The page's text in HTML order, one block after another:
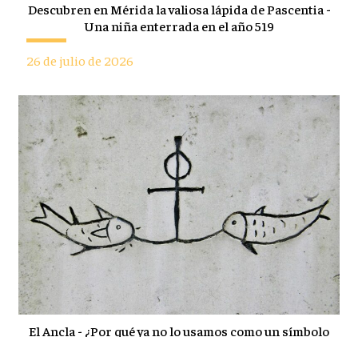
Descubren en Mérida la valiosa lápida de Pascentia -
Una niña enterrada en el año 519
26 de julio de 2026
El Ancla - ¿Por qué ya no lo usamos como un símbolo